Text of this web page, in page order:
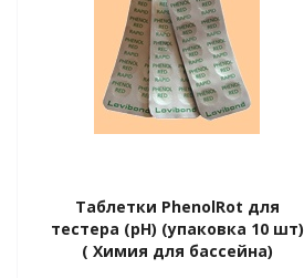
установки
Таблетки PhenolRot для
тестера (рН) (упаковка 10 шт)
( Химия для бассейна)